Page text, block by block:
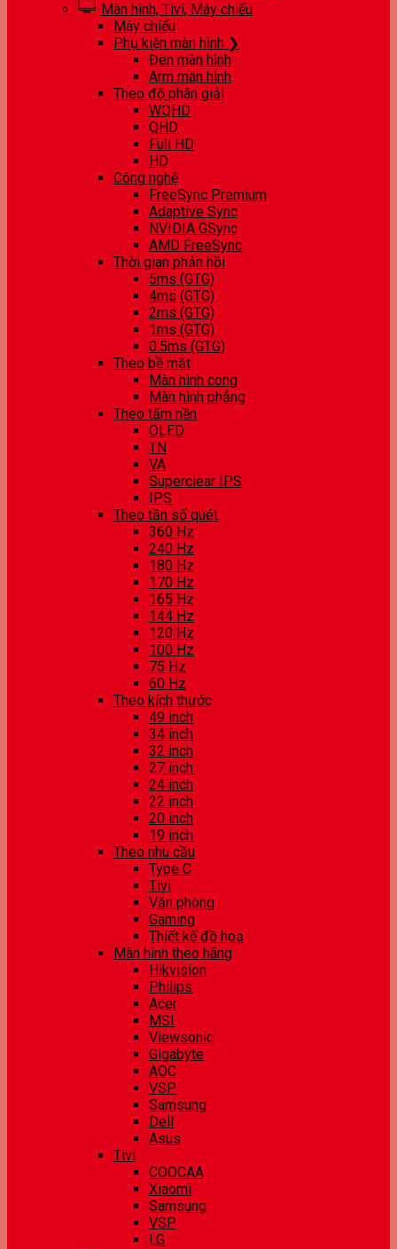
Màn hình, Tivi, Máy chiếu
Máy chiếu
Phụ kiện màn hình ❯
Đèn màn hình
Arm màn hình
Theo độ phân giải
WQHD
QHD
Full HD
HD
Công nghệ
FreeSync Premium
Adaptive Sync
NVIDIA GSync
AMD FreeSync
Thời gian phản hồi
5ms (GTG)
4ms (GTG)
2ms (GTG)
1ms (GTG)
0.5ms (GTG)
Theo bề mặt
Màn hình cong
Màn hình phẳng
Theo tấm nền
OLED
TN
VA
Superclear IPS
IPS
Theo tần số quét
360 Hz
240 Hz
180 Hz
170 Hz
165 Hz
144 Hz
120 Hz
100 Hz
75 Hz
60 Hz
Theo kích thước
49 inch
34 inch
32 inch
27 inch
24 inch
22 inch
20 inch
19 inch
Theo nhu cầu
Type C
Tivi
Văn phòng
Gaming
Thiết kế đồ hoạ
Màn hình theo hãng
Hikvision
Philips
Acer
MSI
Viewsonic
Gigabyte
AOC
VSP
Samsung
Dell
Asus
Tivi
COOCAA
Xiaomi
Samsung
VSP
LG